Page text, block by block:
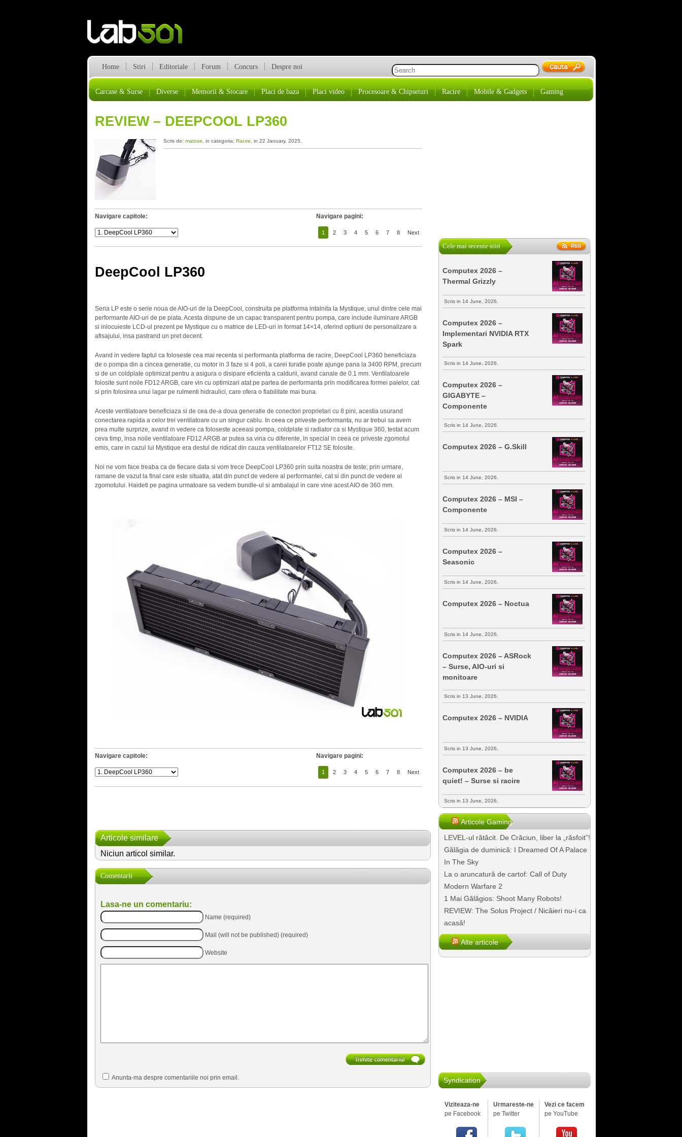
Home Stiri Editoriale Forum Concurs Despre noi
Carcase & Surse Diverse Memorii & Stocare Placi de baza Placi video Procesoare & Chipseturi Racire Mobile & Gadgets Gaming
REVIEW – DEEPCOOL LP360
Scris de: matose , in categoria: Racire , in 22 January, 2025.
Navigare capitole: Navigare pagini:
1 2 3 4 5 6 7 8 Next
DeepCool LP360
Seria LP este o serie noua de AIO-uri de la DeepCool, construita pe platforma intalnita la Mystique, unul dintre cele mai
performante AIO-uri de pe piata. Acesta dispune de un capac transparent pentru pompa, care include iluminare ARGB
si inlocuieste LCD-ul prezent pe Mystique cu o matrice de LED-uri in format 14×14, oferind optiuni de personalizare a
afisajului, insa pastrand un pret decent.
Avand in vedere faptul ca foloseste cea mai recenta si performanta platforma de racire, DeepCool LP360 beneficiaza
de o pompa din a cincea generatie, cu motor in 3 faze si 4 poli, a carei turatie poate ajunge pana la 3400 RPM, precum
si de un coldplate optimizat pentru a asigura o disipare eficienta a caldurii, avand canale de 0.1 mm. Ventilatoarele
folosite sunt noile FD12 ARGB, care vin cu optimizari atat pe partea de performanta prin modificarea formei palelor, cat
si prin folosirea unui lagar pe rulmenti hidraulici, care ofera o fiabilitate mai buna.
Aceste ventilatoare beneficiaza si de cea de-a doua generatie de conectori proprietari cu 8 pini, acestia usurand
conectarea rapida a celor trei ventilatoare cu un singur cablu. In ceea ce priveste performanta, nu ar trebui sa avem
prea multe surprize, avand in vedere ca foloseste aceeasi pompa, coldplate si radiator ca si Mystique 360, testat acum
ceva timp, insa noile ventilatoare FD12 ARGB ar putea sa vina cu diferente, in special in ceea ce priveste zgomotul
emis, care in cazul lui Mystique era destul de ridicat din cauza ventilatoarelor FT12 SE folosite.
Noi ne vom face treaba ca de fiecare data si vom trece DeepCool LP360 prin suita noastra de teste; prin urmare,
ramane de vazut la final care este situatia, atat din punct de vedere al performantei, cat si din punct de vedere al
zgomotului. Haideti pe pagina urmatoare sa vedem bundle-ul si ambalajul in care vine acest AIO de 360 mm.
Navigare capitole: Navigare pagini:
1 2 3 4 5 6 7 8 Next
Articole similare
Niciun articol similar.
Comentarii
Lasa-ne un comentariu:
Name (required)
Mail (will not be published) (required)
Website
Anunta-ma despre comentariile noi prin email.
Cele mai recente stiri
Computex 2026 –
Thermal Grizzly
Scris in 14 June, 2026.
Computex 2026 –
Implementari NVIDIA RTX
Spark
Scris in 14 June, 2026.
Computex 2026 –
GIGABYTE –
Componente
Scris in 14 June, 2026.
Computex 2026 – G.Skill
Scris in 14 June, 2026.
Computex 2026 – MSI –
Componente
Scris in 14 June, 2026.
Computex 2026 –
Seasonic
Scris in 14 June, 2026.
Computex 2026 – Noctua
Scris in 14 June, 2026.
Computex 2026 – ASRock
– Surse, AIO-uri si
monitoare
Scris in 13 June, 2026.
Computex 2026 – NVIDIA
Scris in 13 June, 2026.
Computex 2026 – be
quiet! – Surse si racire
Scris in 13 June, 2026.
Articole Gaming
LEVEL-ul rătăcit. De Crăciun, liber la „răsfoit”!
Gălăgia de duminică: I Dreamed Of A Palace
In The Sky
La o aruncatură de cartof: Call of Duty
Modern Warfare 2
1 Mai Gălăgios: Shoot Many Robots!
REVIEW: The Solus Project / Nicăieri nu-i ca
acasă!
Alte articole
Syndication
Viziteaza-ne
pe Facebook
Urmareste-ne
pe Twitter
Vezi ce facem
pe YouTube